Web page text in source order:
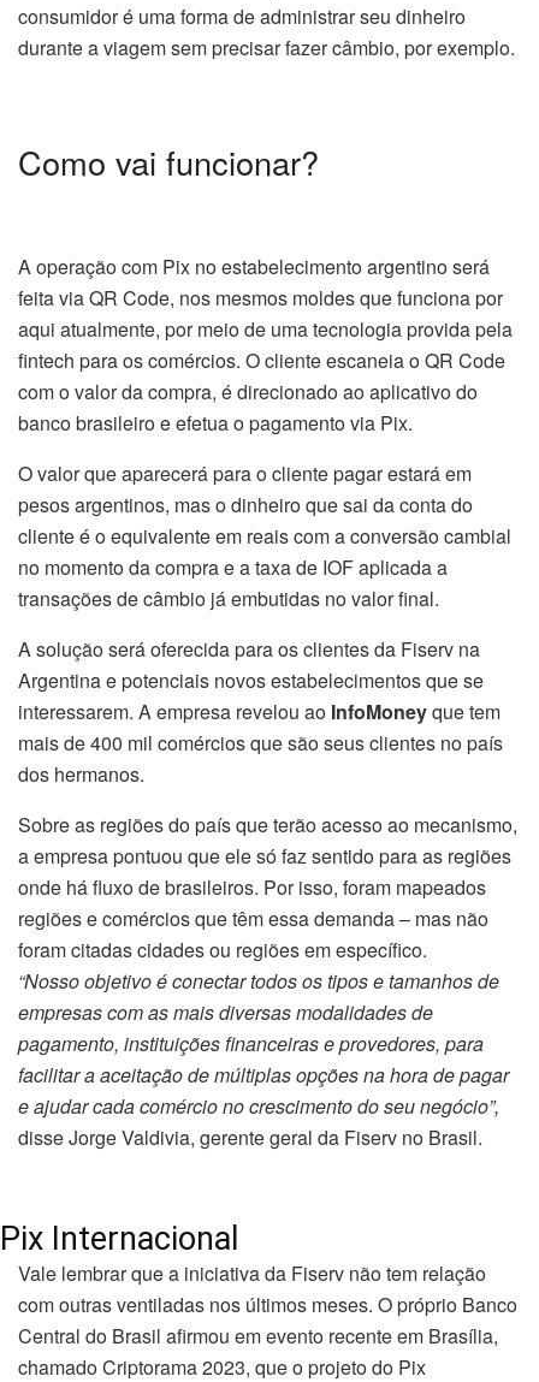
consumidor é uma forma de administrar seu dinheiro
durante a viagem sem precisar fazer câmbio, por exemplo.
Como vai funcionar?
A operação com Pix no estabelecimento argentino será
feita via QR Code, nos mesmos moldes que funciona por
aqui atualmente, por meio de uma tecnologia provida pela
fintech para os comércios. O cliente escaneia o QR Code
com o valor da compra, é direcionado ao aplicativo do
banco brasileiro e efetua o pagamento via Pix.
O valor que aparecerá para o cliente pagar estará em
pesos argentinos, mas o dinheiro que sai da conta do
cliente é o equivalente em reais com a conversão cambial
no momento da compra e a taxa de IOF aplicada a
transações de câmbio já embutidas no valor final.
A solução será oferecida para os clientes da Fiserv na
Argentina e potenciais novos estabelecimentos que se
interessarem. A empresa revelou ao InfoMoneyque tem
mais de 400 mil comércios que são seus clientes no país
dos hermanos.
Sobre as regiões do país que terão acesso ao mecanismo,
a empresa pontuou que ele só faz sentido para as regiões
onde há fluxo de brasileiros. Por isso, foram mapeados
regiões e comércios que têm essa demanda – mas não
foram citadas cidades ou regiões em específico.
“Nosso objetivo é conectar todos os tipos e tamanhos de
empresas com as mais diversas modalidades de
pagamento, instituições financeiras e provedores, para
facilitar a aceitação de múltiplas opções na hora de pagar
e ajudar cada comércio no crescimento do seu negócio”,
disse Jorge Valdivia, gerente geral da Fiserv no Brasil.
Pix Internacional
Vale lembrar que a iniciativa da Fiserv não tem relação
com outras ventiladas nos últimos meses. O próprio Banco
Central do Brasil afirmou em evento recente em Brasília,
chamado Criptorama 2023, que o projeto do Pix